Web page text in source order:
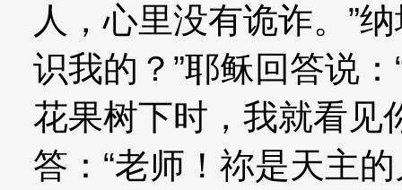
人，心里没有诡诈。”
识我的？”耶稣回答说
花果树下时，我就看见
答：“老师！祢是天主